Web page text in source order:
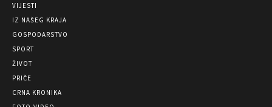
VIJESTI
IZ NAŠEG KRAJA
GOSPODARSTVO
SPORT
ŽIVOT
PRIČE
CRNA KRONIKA